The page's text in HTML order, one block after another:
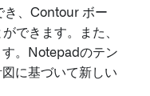
き、Contour ボー
できます。また、
す。Notepadのテン
に基づいて新しい